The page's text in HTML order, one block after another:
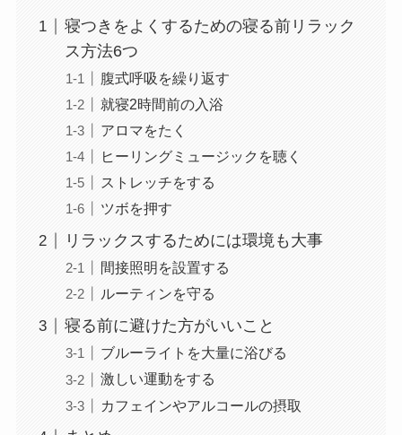
寝つきをよくするための寝る前リラック
ス方法6つ
腹式呼吸を繰り返す
就寝2時間前の入浴
アロマをたく
ヒーリングミュージックを聴く
ストレッチをする
ツボを押す
リラックスするためには環境も大事
間接照明を設置する
ルーティンを守る
寝る前に避けた方がいいこと
ブルーライトを大量に浴びる
激しい運動をする
カフェインやアルコールの摂取